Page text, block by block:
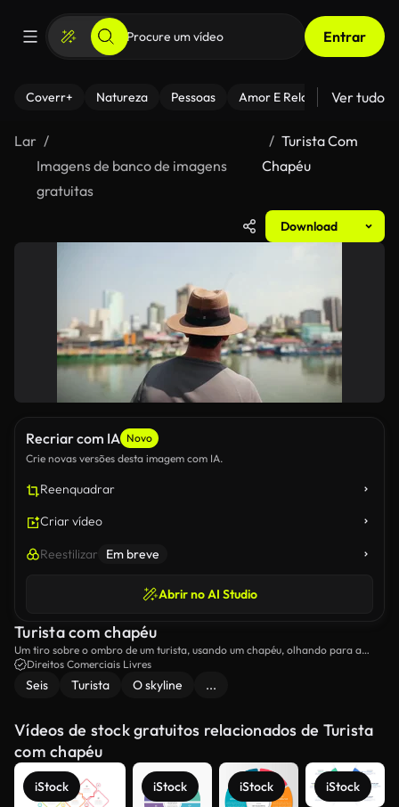
Entrar
Coverr+ Natureza Pessoas Amor E Relacionamentos
Ver tudo
Lar
Imagens de banco de imagens
gratuitas
Turista Com
Chapéu
Download
Recriar com IA Novo
Crie novas versões desta imagem com IA.
Reenquadrar
Criar vídeo
Reestilizar Em breve
Abrir no AI Studio
Turista com chapéu
Um tiro sobre o ombro de um turista, usando um chapéu, olhando para a
cidade à distância.
Direitos Comerciais Livres
Seis Turista O skyline ...
Vídeos de stock gratuitos relacionados de Turista
com chapéu
iStock iStock iStock iStock